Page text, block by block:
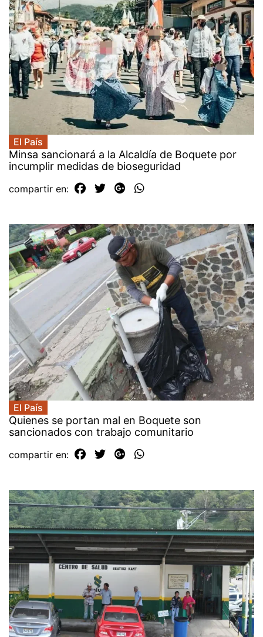
El País
Minsa sancionará a la Alcaldía de Boquete por
incumplir medidas de bioseguridad
compartir en:
El País
Quienes se portan mal en Boquete son
sancionados con trabajo comunitario
compartir en: